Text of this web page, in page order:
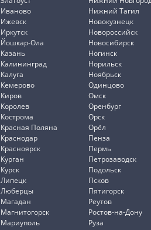
Иваново
Ижевск
Иркутск
Йошкар-Ола
Казань
Калининград
Калуга
Кемерово
Киров
Королев
Кострома
Красная Поляна
Краснодар
Красноярск
Курган
Курск
Липецк
Люберцы
Магадан
Магнитогорск
Мариуполь
Нижний Тагил
Новокузнецк
Новороссийск
Новосибирск
Ногинск
Норильск
Ноябрьск
Одинцово
Омск
Оренбург
Орск
Орёл
Пенза
Пермь
Петрозаводск
Подольск
Псков
Пятигорск
Реутов
Ростов-на-Дону
Руза